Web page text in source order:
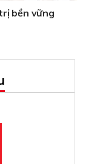
bền vững